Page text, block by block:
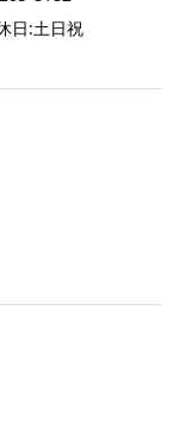
日:土日祝